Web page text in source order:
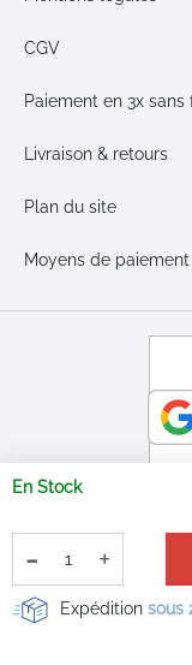
En Stock
- +
Expédition sous
CGV
Paiement en 3x sans
Livraison & retours
Plan du site
Moyens de paiement